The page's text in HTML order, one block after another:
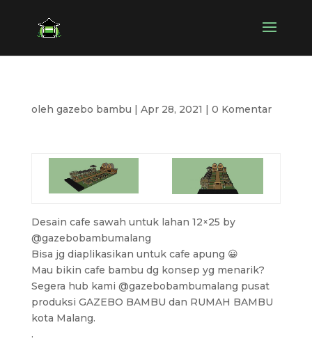
oleh gazebo bambu | Apr 28, 2021 | 0 Komentar
Desain cafe sawah untuk lahan 12×25 by
@gazebobambumalang
Bisa jg diaplikasikan untuk cafe apung 😀
Mau bikin cafe bambu dg konsep yg menarik?
Segera hub kami @gazebobambumalang pusat
produksi GAZEBO BAMBU dan RUMAH BAMBU
kota Malang.
.